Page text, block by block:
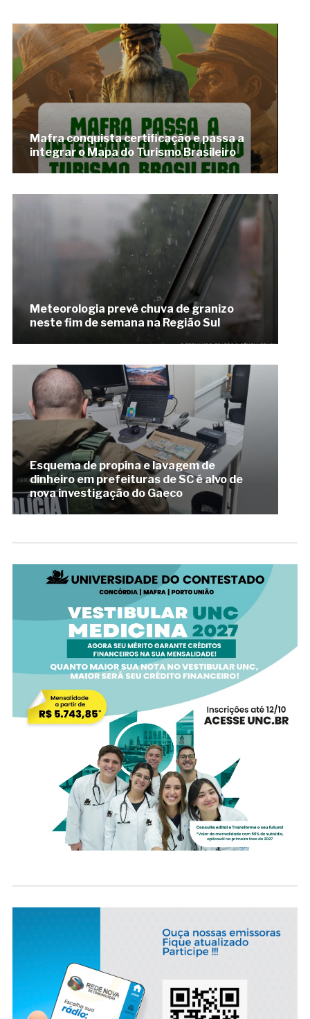
Mafra conquista certificação e passa a
integrar o Mapa do Turismo Brasileiro
Meteorologia prevê chuva de granizo
neste fim de semana na Região Sul
Esquema de propina e lavagem de
dinheiro em prefeituras de SC é alvo de
nova investigação do Gaeco